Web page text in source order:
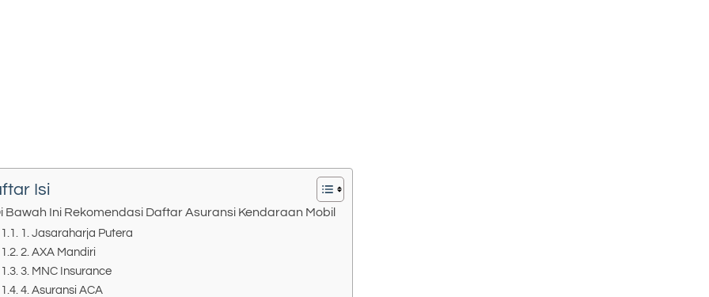
Isi
Bawah Ini Rekomendasi Daftar Asuransi Kendaraan Mobil
1. Jasaraharja Putera
2. AXA Mandiri
3. MNC Insurance
4. Asuransi ACA